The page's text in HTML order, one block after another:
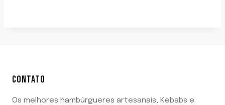
CONTATO
Os melhores hambúrgueres artesanais, Kebabs e